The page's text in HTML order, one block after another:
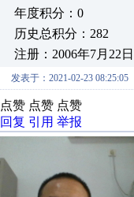
年度积分：0
历史总积分：282
注册：2006年7月22日
发表于：2021-02-23 08:25:05
点赞 点赞 点赞
回复 引用 举报